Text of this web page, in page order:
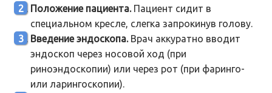
Положение пациента.Пациент сидит в
специальном кресле, слегка запрокинув голову.
Введение эндоскопа.Врач аккуратно вводит
эндоскоп через носовой ход (при
риноэндоскопии) или через рот (при фаринго-
или ларингоскопии).